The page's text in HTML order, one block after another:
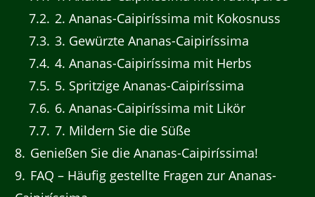
7.2 2. Ananas-Caipiríssima mit Kokosnuss
7.3 3. Gewürzte Ananas-Caipiríssima
7.4 4. Ananas-Caipiríssima mit Herbs
7.5 5. Spritzige Ananas-Caipiríssima
7.6 6. Ananas-Caipiríssima mit Likör
7.7 7. Mildern Sie die Süße
8 Genießen Sie die Ananas-Caipiríssima!
9 FAQ – Häufig gestellte Fragen zur Ananas-